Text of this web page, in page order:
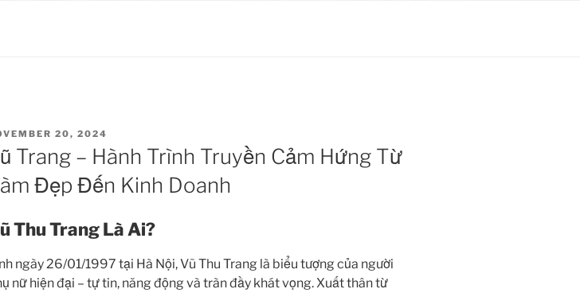
20, 2024
Trang – Hành Trình Truyền Cảm Hứng Từ
Đẹp Đến Kinh Doanh
Thu Trang Là Ai?
ngày 26/01/1997 tại Hà Nội, Vũ Thu Trang là biểu tượng của người
nữ hiện đại – tự tin, năng động và tràn đầy khát vọng. Xuất thân từ